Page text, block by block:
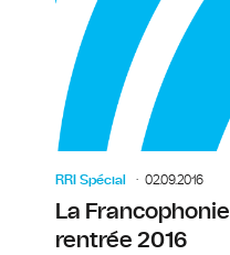
RRI Spécial 02.09.2016
La
rentrée 2016